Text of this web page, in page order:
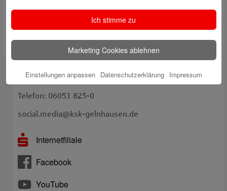
Kontakt
Telefon: 06051 825-0
social.media@ksk-gelnhausen.de
Internetfiliale
Facebook
YouTube
Ich stimme zu
Marketing Cookies ablehnen
Einstellungen anpassen Datenschutzerklärung Impressum